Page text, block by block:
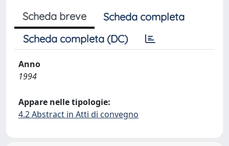
Scheda breve
Scheda completa
Scheda completa (DC)
Anno
1994
Appare nelle tipologie:
4.2 Abstract in Atti di convegno